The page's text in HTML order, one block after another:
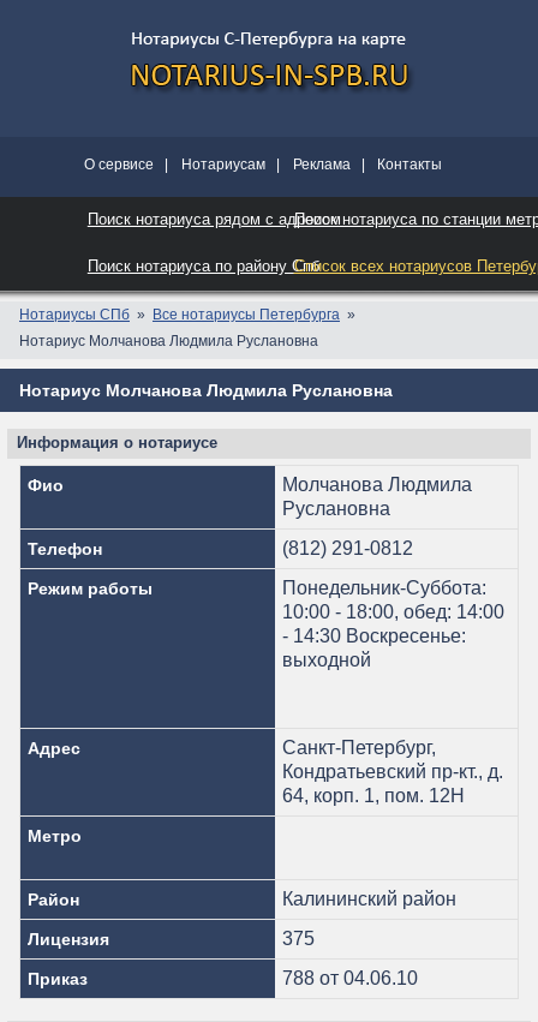
О сервисе Нотариусам| Реклама| Контакты
Поиск нотариуса рядом с адресомПоиск нотариуса по станции
Поиск нотариуса по району СпбСписок всех нотариусов
Нотариусы СПб
Все нотариусы Петербурга
Нотариус Молчанова Людмила Руслановна
Нотариус Молчанова Людмила Руслановна
Информация о нотариусе
Фио
Молчанова Людмила
Руслановна
Телефон (812) 291-0812
Режим работы
Понедельник-Суббота:
10:00 - 18:00, обед: 14:00
- 14:30 Воскресенье:
выходной
Адрес
Санкт-Петербург,
Кондратьевский пр-кт., д.
64, корп. 1, пом. 12Н
Метро
Район Калининский район
Лицензия 375
Приказ 788 от 04.06.10